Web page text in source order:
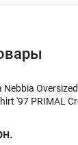
Oversized
'97 PRIMAL